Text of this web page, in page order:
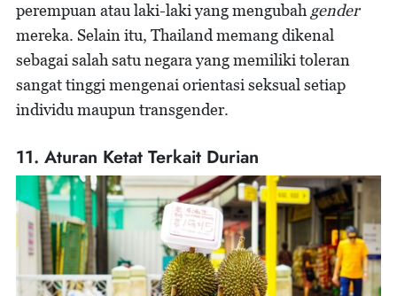
perempuan atau laki-laki yang mengubah gender
mereka. Selain itu, Thailand memang dikenal
sebagai salah satu negara yang memiliki toleran
sangat tinggi mengenai orientasi seksual setiap
individu maupun transgender.
11. Aturan Ketat Terkait Durian